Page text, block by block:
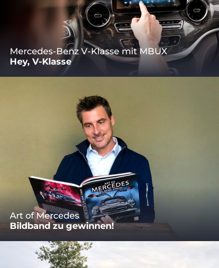
Mercedes-Benz V-Klasse mit MBUX
Hey, V-Klasse
Art of Mercedes
Bildband zu gewinnen!